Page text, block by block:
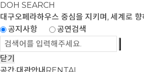
DOH SEARCH
대구오페라하우스 중심을 지키며, 세계로 향
공지사항
공연검색
닫기